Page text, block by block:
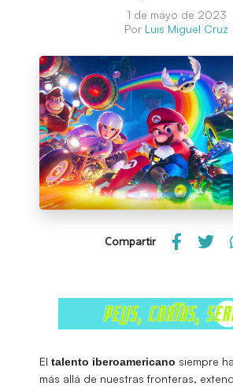
1 de mayo de 2023
Por Luis Miguel Cruz
Compartir
El talento iberoamericano siempre
más allá de nuestras fronteras,